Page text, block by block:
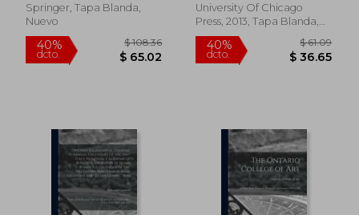
Springer, Tapa Blanda,
Nuevo
University Of Chicago
Press, 2013, Tapa Blanda,
Nuevo